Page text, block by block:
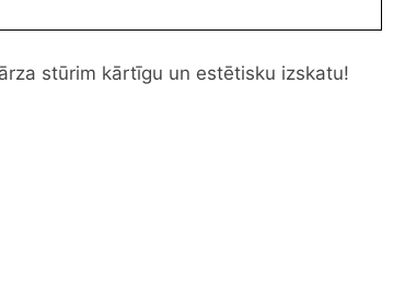
stūrim kārtīgu un estētisku izskatu!